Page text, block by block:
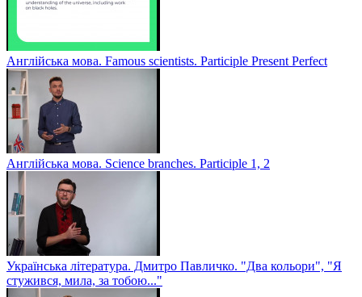
Англійська мова. Famous scientists. Participle Present Perfect
Англійська мова. Sсience branches. Participle 1, 2
Українська література. Дмитро Павличко. "Два кольори", "Я
стужився, мила, за тобою..."